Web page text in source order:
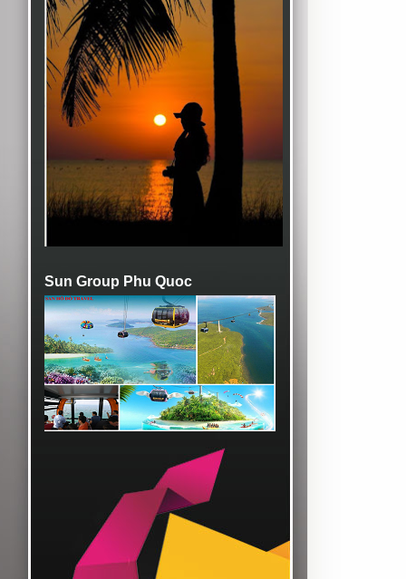
Sun Group Phu Quoc